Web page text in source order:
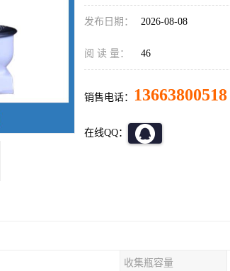
发布日期： 2026-08-08
阅 读 量： 46
销售电话： 13663800518
在线QQ：
收集瓶容量